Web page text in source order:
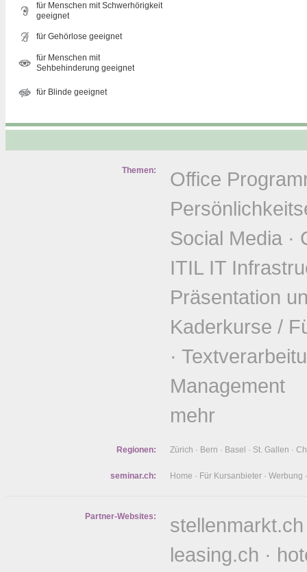
für Menschen mit Schwerhörigkeit
geeignet
für Gehörlose geeignet
für Menschen mit
Sehbehinderung geeignet
für Blinde geeignet
Themen:
Office
Social Media ·
ITIL IT
Präsentation
Kaderkurse /
·
Management
mehr
Regionen: Zürich · Bern · Basel · St. Gallen ·
seminar.ch: Home · Für Kursanbieter · Werbung
Partner-Websites: stellenmarkt.ch
leasing.ch ·